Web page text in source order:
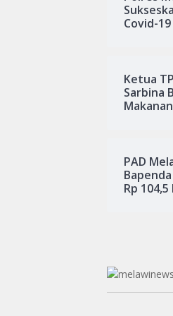
Covid-19
Ketua
Sarbina
Makanan
PAD
Rp